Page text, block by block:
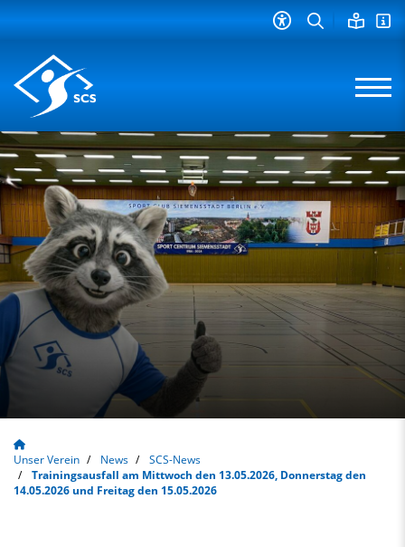
Unser Verein News
SCS-News
Trainingsausfall am Mittwoch den 13.05.2026, Donnerstag den
14.05.2026 und Freitag den 15.05.2026